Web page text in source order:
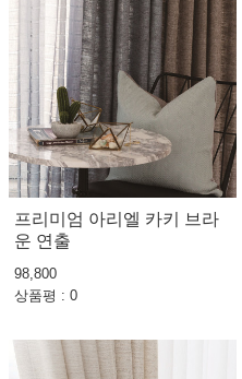
프리미엄 아리엘 카키 브라
운 연출
98,800
상품평 : 0